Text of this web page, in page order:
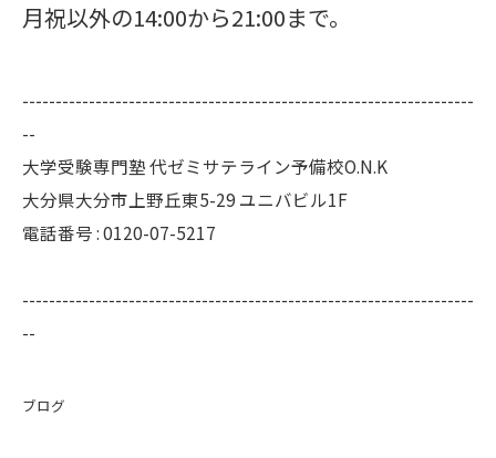
月祝以外の14:00から21:00まで。
--------------------------------------------------------------------
--
大学受験専門塾 代ゼミサテライン予備校O.N.K
大分県大分市上野丘東5-29 ユニバビル1F
電話番号 : 0120-07-5217
--------------------------------------------------------------------
--
ブログ